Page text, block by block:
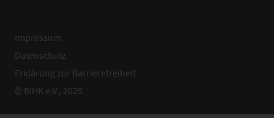
Impressum
Datenschutz
Erklärung zur Barrierefreiheit
© BIHK e.V., 2025